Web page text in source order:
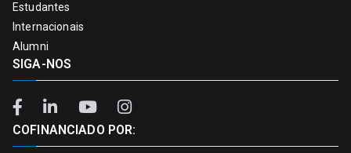
Estudantes
Internacionais
Alumni
SIGA-NOS
COFINANCIADO POR: